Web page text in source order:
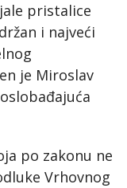
pristalice
i najveći
je Miroslav
po zakonu ne
Vrhovnog